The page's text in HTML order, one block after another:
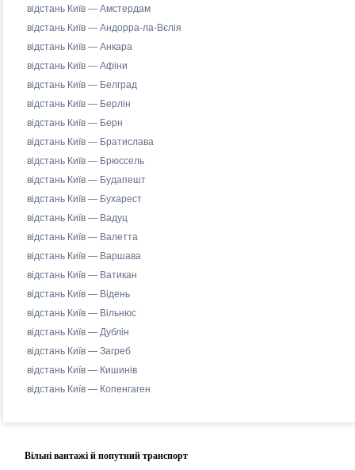
відстань Київ — Амстердам
відстань Київ — Андорра-ла-Вєлія
відстань Київ — Анкара
відстань Київ — Афіни
відстань Київ — Белград
відстань Київ — Берлін
відстань Київ — Берн
відстань Київ — Братислава
відстань Київ — Брюссель
відстань Київ — Будапешт
відстань Київ — Бухарест
відстань Київ — Вадуц
відстань Київ — Валетта
відстань Київ — Варшава
відстань Київ — Ватикан
відстань Київ — Відень
відстань Київ — Вільнюс
відстань Київ — Дублін
відстань Київ — Загреб
відстань Київ — Кишинів
відстань Київ — Копенгаген
Вільні вантажі й попутний транспорт